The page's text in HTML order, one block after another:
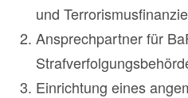
und
Ansprechpartner für
Einrichtung eines